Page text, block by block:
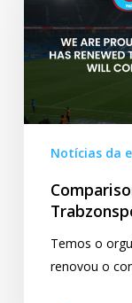
vindas
ao
Trabzonspor
Notícias da
Temos o
renovou o